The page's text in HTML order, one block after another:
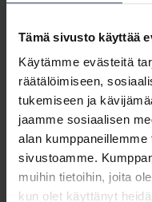
Tämä sivusto käyttää
Käytämme evästeitä
räätälöimiseen,
tukemiseen ja
jaamme sosiaalisen
alan
sivustoamme.
muihin tietoihin, joita
kun olet käyttänyt
(THD) (%)
Himmennys ja ohjaus
Himmennettävä
Himmennys 0-10 V
Himmennys 1-10 V